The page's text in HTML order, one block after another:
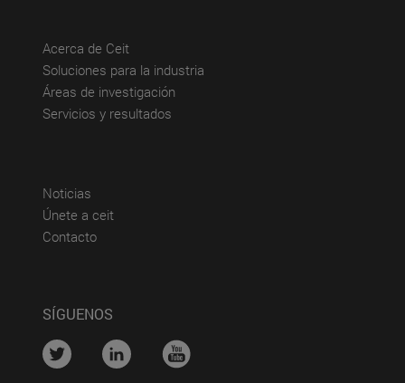
Acerca de Ceit(abre en nueva ventana)
Soluciones para la industria
Áreas de investigación
Servicios y resultados
Noticias
Únete a ceit(abre en nueva ventana)
Contacto(abre en nueva ventana)
SÍGUENOS
.... .... ....